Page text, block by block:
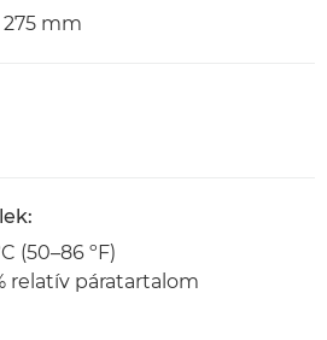
mm
(50–86 ºF)
relatív páratartalom